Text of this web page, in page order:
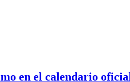
en el calendario